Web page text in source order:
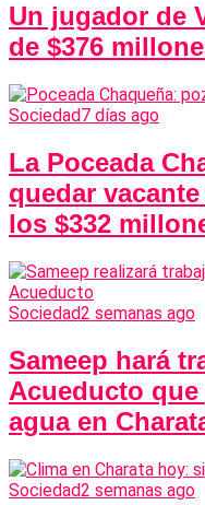
Un jugador de
de $376
Sociedad7 días ago
La Poceada
quedar
los $332
Sociedad2 semanas ago
Sameep hará
Acueducto
agua en
Sociedad2 semanas ago